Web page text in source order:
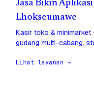
Jasa Bikin
Lhokseumawe
Kasir toko &
gudang multi-cabang,
Lihat layanan →